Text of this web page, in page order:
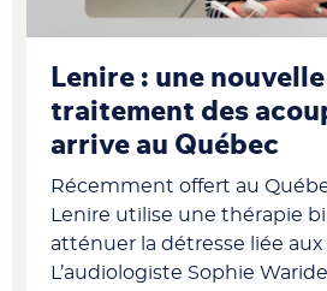
Lenire : une
traitement des
arrive au Québec
Récemment offert au
Lenire utilise une thérapie
atténuer la détresse liée
L’audiologiste Sophie